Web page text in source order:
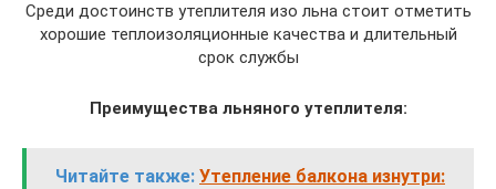
Среди достоинств утеплителя изо льна стоит отметить
хорошие теплоизоляционные качества и длительный
срок службы
Преимущества льняного утеплителя:
Читайте также: Утепление балкона изнутри: